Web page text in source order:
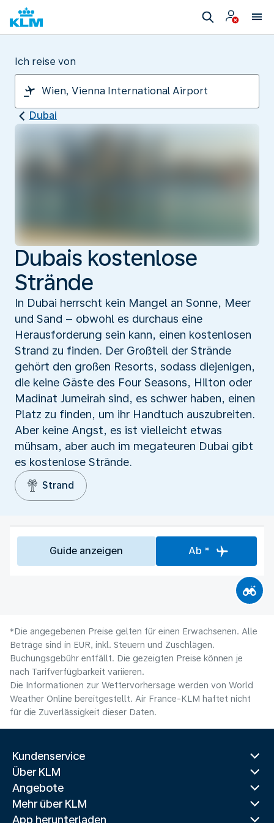
Ich reise von
Dubai
Dubais kostenlose
Strände
In Dubai herrscht kein Mangel an Sonne, Meer
und Sand – obwohl es durchaus eine
Herausforderung sein kann, einen kostenlosen
Strand zu finden. Der Großteil der Strände
gehört den großen Resorts, sodass diejenigen,
die keine Gäste des Four Seasons, Hilton oder
Madinat Jumeirah sind, es schwer haben, einen
Platz zu finden, um ihr Handtuch auszubreiten.
Aber keine Angst, es ist vielleicht etwas
mühsam, aber auch im megateuren Dubai gibt
es kostenlose Strände.
Strand
Guide anzeigen Ab *
*Die angegebenen Preise gelten für einen Erwachsenen. Alle
Beträge sind in EUR, inkl. Steuern und Zuschlägen.
Buchungsgebühr entfällt. Die gezeigten Preise können je
nach Tarifverfügbarkeit variieren.
Die Informationen zur Wettervorhersage werden von World
Weather Online bereitgestellt. Air France-KLM haftet nicht
für die Zuverlässigkeit dieser Daten.
Kundenservice
Über KLM
Angebote
Mehr über KLM
App herunterladen